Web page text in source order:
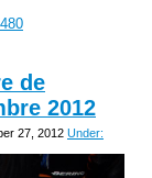
de
2012
27, 2012 Under: